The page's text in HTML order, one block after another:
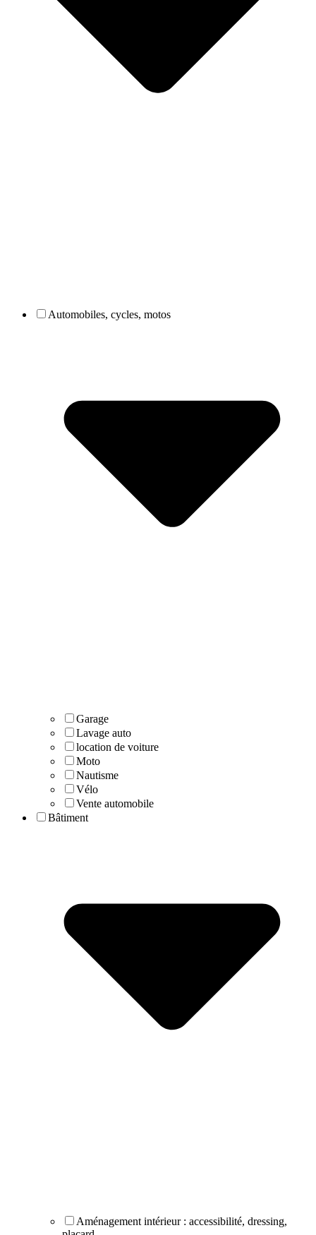
Automobiles, cycles, motos
Garage
Lavage auto
location de voiture
Moto
Nautisme
Vélo
Vente automobile
Bâtiment
Aménagement intérieur : accessibilité, dressing,